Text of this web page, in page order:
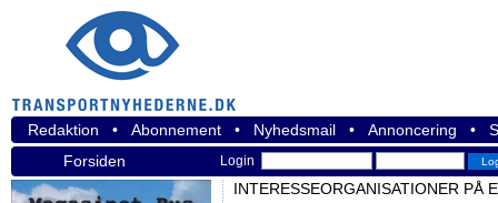
Redaktion • Abonnement • Nyhedsmail • Annoncering •
Forsiden
Login
INTERESSEORGANISATIONER PÅ